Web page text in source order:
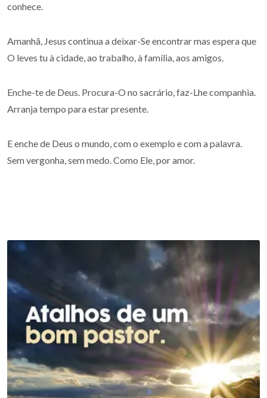
conhece.
Amanhã, Jesus continua a deixar-Se encontrar mas espera que
O leves tu à cidade, ao trabalho, à família, aos amigos.
Enche-te de Deus. Procura-O no sacrário, faz-Lhe companhia.
Arranja tempo para estar presente.
E enche de Deus o mundo, com o exemplo e com a palavra.
Sem vergonha, sem medo. Como Ele, por amor.